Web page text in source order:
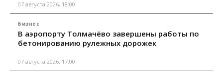
07 августа 2026, 18:00
Бизнес
В аэропорту Толмачёво завершены работы по
бетонированию рулежных дорожек
07 августа 2026, 17:00